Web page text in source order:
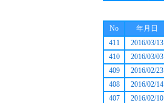
No 年月日
411
2016/03/13
410
2016/03/03
409
2016/02/23
408
2016/02/14
407
2016/02/10